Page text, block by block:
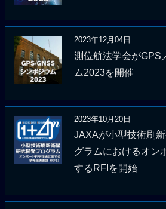
2023年12月04日
測位航法学会がGPS
ム2023を開催
2023年10月20日
JAXAが小型技術刷
グラムにおけるオン
するRFIを開始